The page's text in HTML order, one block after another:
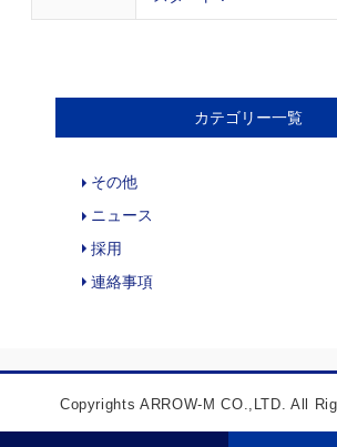
カテゴリー一覧
その他
ニュース
採用
連絡事項
Copyrights ARROW-M CO.,LTD. All